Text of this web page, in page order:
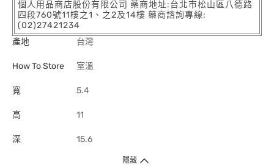
個人用品商店股份有限公司 藥商地址:台北市松山區八德路
四段760號11樓之1、之2及14樓 藥商諮詢專線:
(02)27421234
產地
台灣
How To Store 室溫
寬 5.4
高 11
深 15.6
隱藏